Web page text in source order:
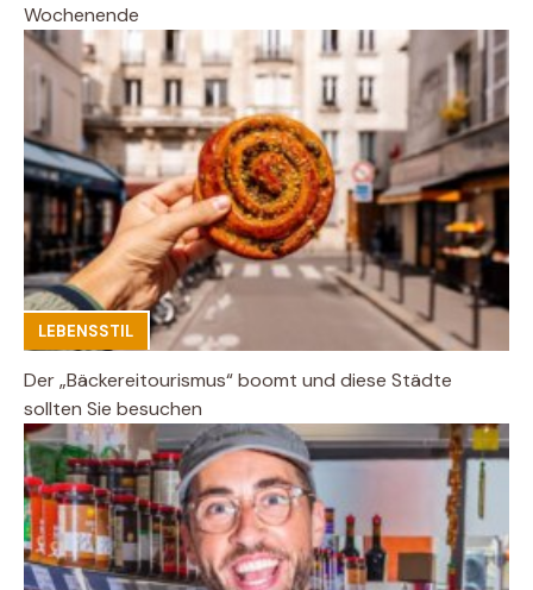
Wochenende
LEBENSSTIL
Der „Bäckereitourismus“ boomt und diese Städte
sollten Sie besuchen